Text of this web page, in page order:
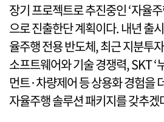
장기 프로젝트로 추진중인 ‘자율
으로 진출한단 계획이다. 내년 출
율주행 전용 반도체, 최근 지분투
소프트웨어와 기술 경쟁력, SKT ‘
먼트·차량제어 등 상용화 경험을
자율주행 솔루션 패키지를 갖추겠